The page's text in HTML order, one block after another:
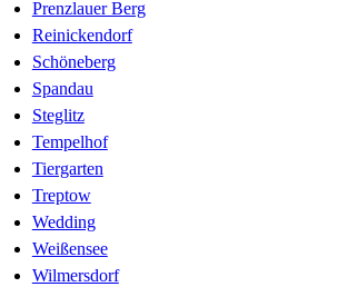
Prenzlauer Berg
Reinickendorf
Schöneberg
Spandau
Steglitz
Tempelhof
Tiergarten
Treptow
Wedding
Weißensee
Wilmersdorf